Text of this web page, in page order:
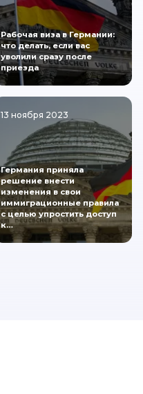
Рабочая виза в Германии:
что делать, если вас
уволили сразу после
приезда
13 ноября 2023
Германия приняла
решение внести
изменения в свои
иммиграционные правила
с целью упростить доступ
к…